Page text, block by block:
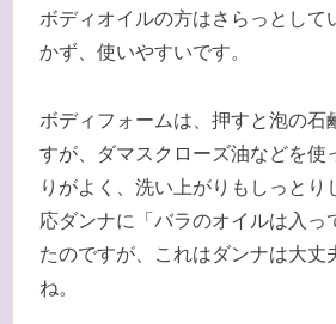
ボディオイルの方はさらっとして
かず、使いやすいです。
ボディフォームは、押すと泡の石
すが、ダマスクローズ油などを使
りがよく、洗い上がりもしっとり
応ダンナに「バラのオイルは入っ
たのですが、これはダンナは大丈
ね。